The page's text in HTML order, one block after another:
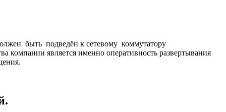
быть подведён к сетевому коммутатору
компании является именно оперативность развертывания